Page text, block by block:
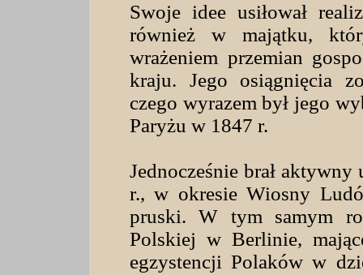
Swoje idee usiłował
również w majątku,
wrażeniem przemian
kraju. Jego osiągnięcia
czego wyrazem był jego
Paryżu w 1847 r.
Jednocześnie brał
r., w okresie Wiosny
pruski. W tym samym
Polskiej w Berlinie,
egzystencji Polaków w